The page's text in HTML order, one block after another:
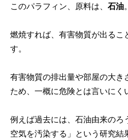
このパラフィン、原料は、 石油。
燃焼すれば、有害物質が出るこ
す。
有害物質の排出量や部屋の大き
ため、一概に危険とは言いにく
例えば過去には、石油由来のろ
空気を汚染する」という研究結